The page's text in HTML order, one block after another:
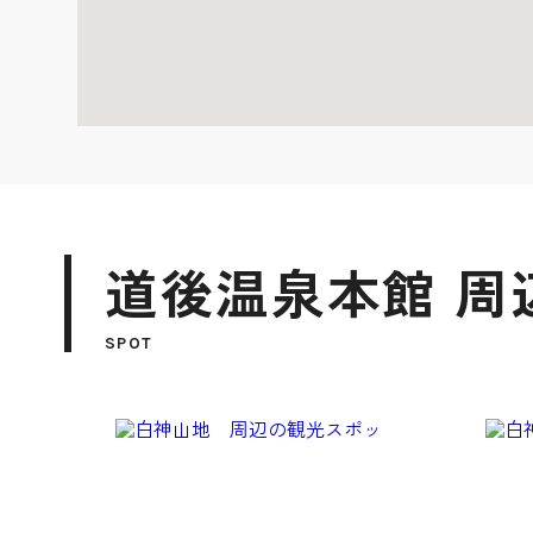
道後温泉本館
SPOT